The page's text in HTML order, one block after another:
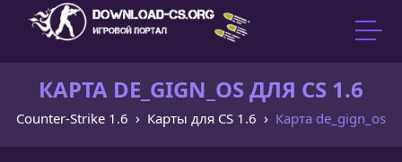
КАРТА DE_GIGN_OS ДЛЯ CS 1.6
Counter-Strike 1.6 Карты для CS 1.6 Карта de_gign_os